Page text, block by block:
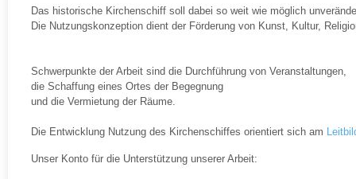
Das historische Kirchenschiff soll dabei so weit wie möglich
Die Nutzungskonzeption dient der Förderung von Kunst, Kultur,
Schwerpunkte der Arbeit sind die Durchführung von Veranstaltungen,
die Schaffung eines Ortes der Begegnung
und die Vermietung der Räume.
Die Entwicklung Nutzung des Kirchenschiffes orientiert sich am
Unser Konto für die Unterstützung unserer Arbeit: